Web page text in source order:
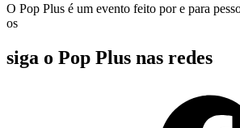
O Pop Plus é um evento feito por e para
os
siga o Pop Plus nas redes